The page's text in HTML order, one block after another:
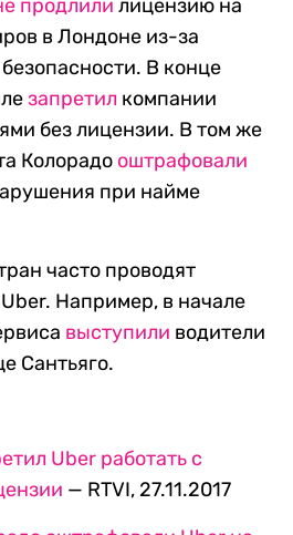
продлили лицензию на
в Лондоне из-за
В конце
запретил компании
без лицензии. В том же
Колорадо оштрафовали
при найме
часто проводят
Например, в начале
выступили водители
Сантьяго.
Uber работать с
— RTVI, 27.11.2017